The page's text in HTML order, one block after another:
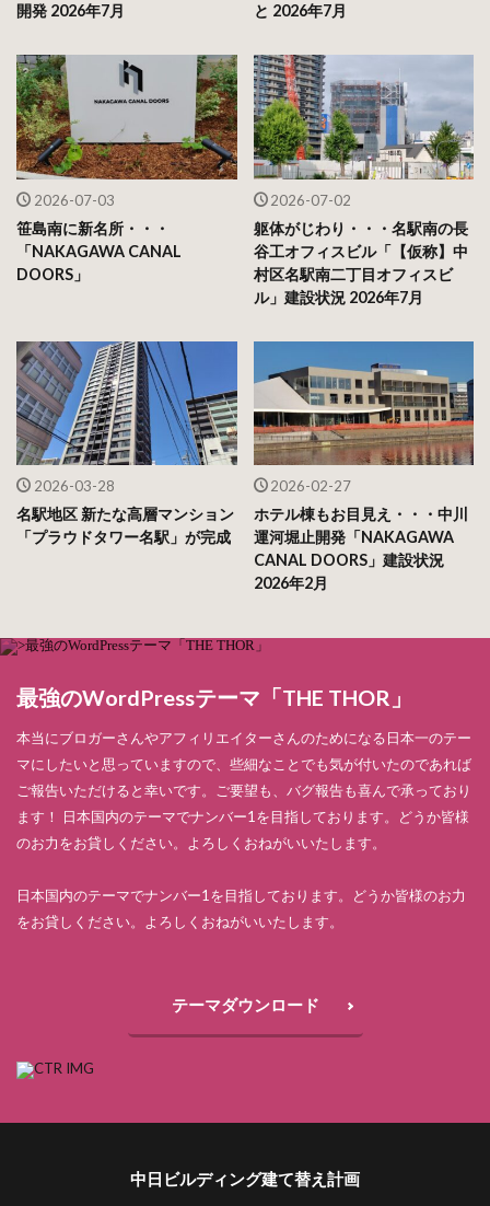
開発 2026年7月
と 2026年7月
2026-07-03
笹島南に新名所・・・
「NAKAGAWA CANAL
DOORS」
2026-07-02
躯体がじわり・・・名駅南の長
谷工オフィスビル「【仮称】中
村区名駅南二丁目オフィスビ
ル」建設状況 2026年7月
2026-03-28
名駅地区 新たな高層マンション
「プラウドタワー名駅」が完成
2026-02-27
ホテル棟もお目見え・・・中川
運河堀止開発「NAKAGAWA
CANAL DOORS」建設状況
2026年2月
最強のWordPressテーマ「THE THOR」
本当にブロガーさんやアフィリエイターさんのためになる日本一のテー
マにしたいと思っていますので、些細なことでも気が付いたのであれば
ご報告いただけると幸いです。ご要望も、バグ報告も喜んで承っており
ます！ 日本国内のテーマでナンバー1を目指しております。どうか皆様
のお力をお貸しください。よろしくおねがいいたします。
日本国内のテーマでナンバー1を目指しております。どうか皆様のお力
をお貸しください。よろしくおねがいいたします。
テーマダウンロード
中日ビルディング建て替え計画